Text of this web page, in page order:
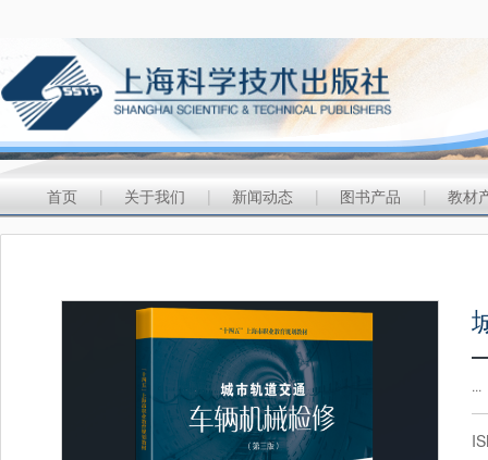
首页 | 关于我们 | 新闻动态 | 图书产品 | 教材
...